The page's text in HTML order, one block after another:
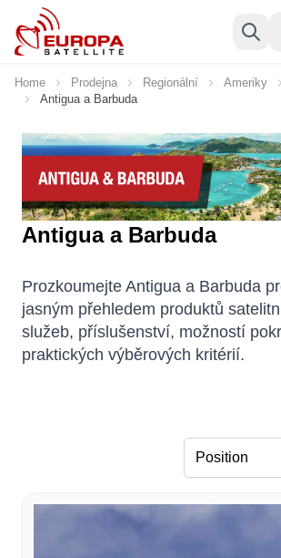
Skip to Content
Home Prodejna Regionální Ameriky
Antigua a Barbuda
Antigua a Barbuda
Prozkoumejte Antigua a Barbuda
jasným přehledem produktů
služeb, příslušenství, možností
praktických výběrových kritérií.